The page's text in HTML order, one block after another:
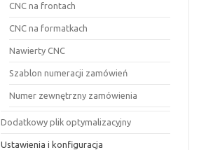
CNC na frontach
CNC na formatkach
Nawierty CNC
Szablon numeracji zamówień
Numer zewnętrzny zamówienia
Dodatkowy plik optymalizacyjny
Ustawienia i konfiguracja